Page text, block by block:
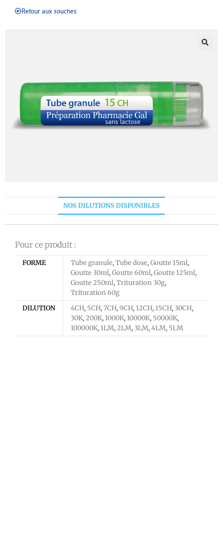
Retour aux souches
NOS DILUTIONS DISPONIBLES
Pour ce produit :
FORME Tube granule,Tube dose,Goutte 15ml,
Goutte 30ml,Goutte 60ml,Goutte 125ml,
Goutte 250ml,Trituration 30g,
Trituration 60g
DILUTION
4CH, 5CH,7CH,9CH,12CH,15CH,30CH,
30K,200K,1000K,10000K, 50000K,
100000K,1LM,2LM,3LM,4LM, 5LM